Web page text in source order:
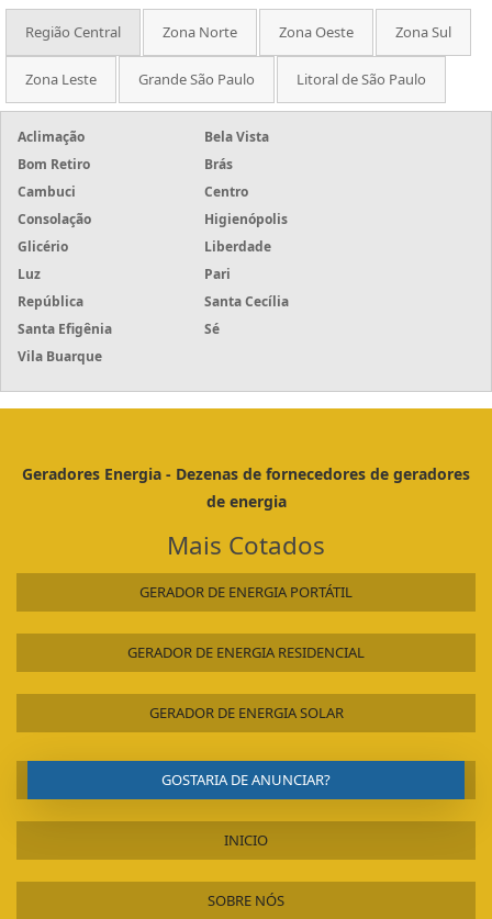
Região Central Zona Norte Zona Oeste Zona Sul
Zona Leste Grande São Paulo Litoral de São Paulo
Aclimação
Bela Vista
Bom Retiro
Brás
Cambuci
Centro
Consolação
Higienópolis
Glicério
Liberdade
Luz
Pari
República
Santa Cecília
Santa Efigênia
Sé
Vila Buarque
Geradores Energia - Dezenas de fornecedores de geradores
de energia
Mais Cotados
GERADOR DE ENERGIA PORTÁTIL
GERADOR DE ENERGIA RESIDENCIAL
GERADOR DE ENERGIA SOLAR
GOSTARIA DE ANUNCIAR?
INICIO
SOBRE NÓS